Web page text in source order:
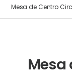
Mesa de Centro
Mesa